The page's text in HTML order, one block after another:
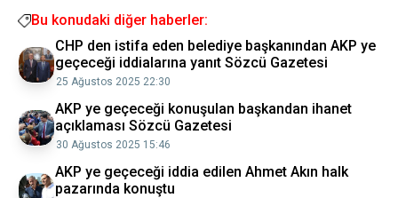
Bu konudaki diğer haberler:
CHP den istifa eden belediye başkanından AKP ye
geçeceği iddialarına yanıt Sözcü Gazetesi
25 Ağustos 2025 22:30
AKP ye geçeceği konuşulan başkandan ihanet
açıklaması Sözcü Gazetesi
30 Ağustos 2025 15:46
AKP ye geçeceği iddia edilen Ahmet Akın halk
pazarında konuştu